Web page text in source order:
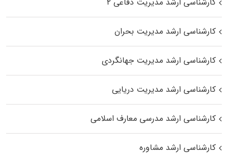
کارشناسی ارشد مدیریت بحران
کارشناسی ارشد مدیریت جهانگردی
کارشناسی ارشد مدیریت دریایی
کارشناسی ارشد مدرسی معارف اسلامی
کارشناسی ارشد مشاوره